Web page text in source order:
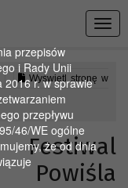
przepisów
i Rady Unii
2016 r. w sprawie
przepływu
46/WE ogólne
że od dnia
Wyświetl stronę w
Festiwal